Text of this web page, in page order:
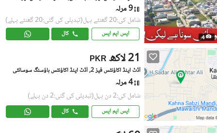
4
9 مرلہ
شامل کی:20 گھنٹے پہل (تبدیلی کی گئی:20 گھنٹے پہلے)
ایس ایم ایس کال
PKR 21 لاکھ
آڈٹ اینڈ اکاؤنٹس فیز 2, آڈٹ اینڈ اکاؤنٹس ہاؤسنگ سوسائٹی
4 مرلہ
شامل کی:2 دن پہل (تبدیلی کی گئی:2 دن پہلے)
ایس ایم ایس کال